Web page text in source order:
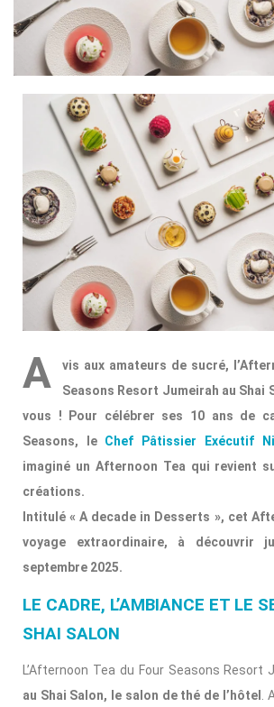
A
vis aux amateurs de sucré,
Seasons Resort Jumeirah au Shai
vous ! Pour célébrer ses 10 ans de
Seasons, le Chef Pâtissier Exécutif
imaginé un Afternoon Tea qui revient
créations.
Intitulé « A decade in Desserts », cet
voyage extraordinaire, à découvrir
septembre 2025.
LE CADRE, L’AMBIANCE ET LE
SHAI SALON
L’Afternoon Tea du Four Seasons Resort
au Shai Salon, le salon de thé de l’hôtel .